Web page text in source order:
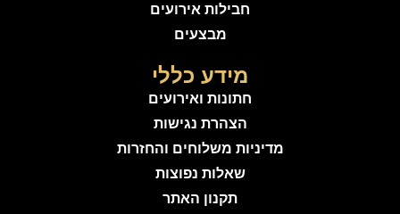
חבילות אירועים
מבצעים
מידע כללי
חתונות ואירועים
הצהרת נגישות
מדיניות משלוחים והחזרות
שאלות נפוצות
תקנון האתר